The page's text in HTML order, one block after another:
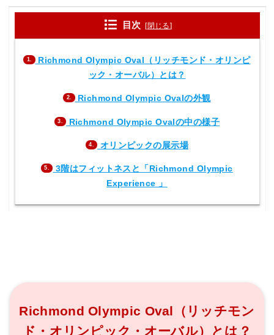
目次 [閉じる]
1.
Richmond Olympic Oval（リッチモンド・オリンピ
ック・オーバル）とは？
2. Richmond Olympic Ovalの外観
3. Richmond Olympic Ovalの中の様子
4. オリンピックの展示場
5.
3階はフィットネスと「Richmond Olympic
Experience 」
Richmond Olympic Oval（リッチモン
ド・オリンピック・オーバル）とは？